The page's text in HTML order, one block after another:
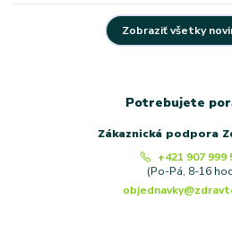
Zobraziť všetky
Potrebujete
Zákaznická podpora
+421 907 999
(Po-Pá, 8-16